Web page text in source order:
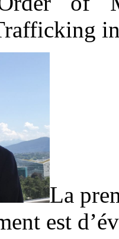
La
est